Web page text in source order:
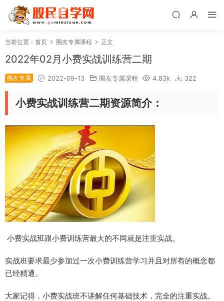
当前位置： 首页 圈友专属课程 正文
2022年02月小费实战训练营二期
圈友专属 2022-09-13 圈友专属课程 4.83k 322
小费实战训练营二期资源简介：
小费实战班跟小费训练营最大的不同就是注重实战。
实战班要求最少参加过一次小费训练营学习并且对所有的概念都
已经精通。
大家记得，小费实战班不讲解任何基础技术，完全的注重实战。